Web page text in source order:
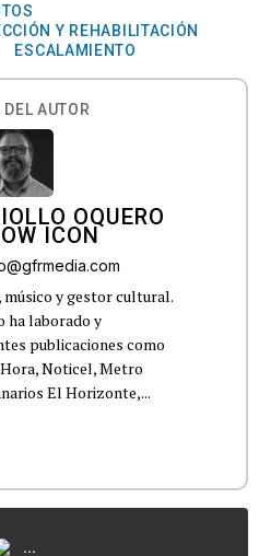
Y REHABILITACIÓN
ESCALAMIENTO
AUTOR
OQUERO
y gestor cultural.
ha laborado y
publicaciones como
Noticel, Metro
El Horizonte,...
...